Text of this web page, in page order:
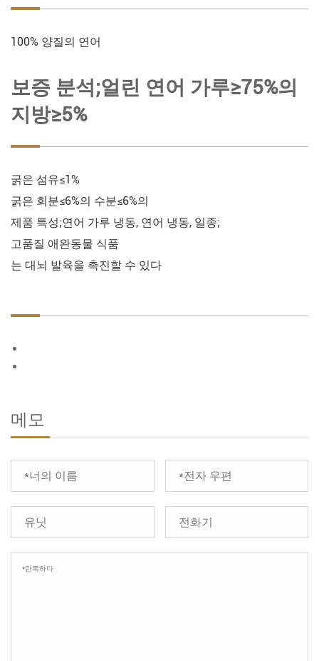
100% 양질의 연어
보증 분석;얼린 연어 가루≥75%의
지방≥5%
굵은 섬유≤1%
굵은 회분≤6%의 수분≤6%의
제품 특성;연어 가루 냉동, 연어 냉동, 일종;
고품질 애완동물 식품
는 대뇌 발육을 촉진할 수 있다
메모